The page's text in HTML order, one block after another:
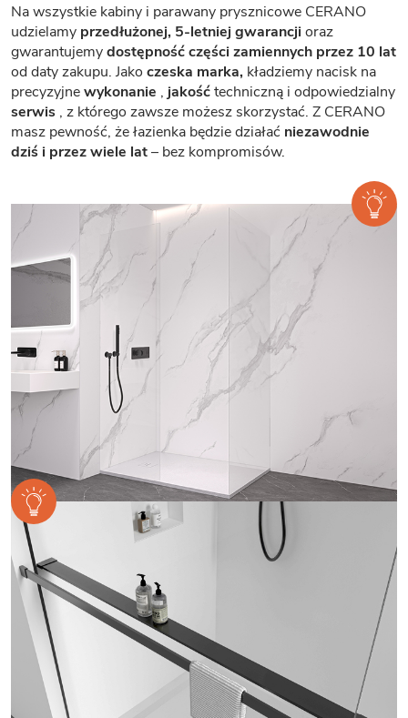
Na wszystkie kabiny i parawany prysznicowe CERANO
udzielamy przedłużonej, 5-letniej gwarancjioraz
gwarantujemydostępność części zamiennych przez 10 lat
od daty zakupu. Jako czeska marka, kładziemy nacisk na
precyzyjnewykonanie , jakośćtechniczną i odpowiedzialny
serwis , z którego zawsze możesz skorzystać. Z CERANO
masz pewność, że łazienka będzie działać niezawodnie
dziś i przez wiele lat– bez kompromisów.